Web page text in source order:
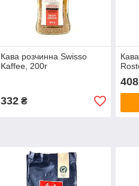
Кава розчинна Swisso
Kaffee, 200г
332₴